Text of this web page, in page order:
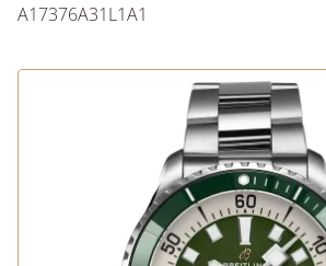
A17376A31L1A1